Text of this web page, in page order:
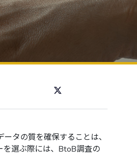
タの質を確保することは、
を選ぶ際には、BtoB調査の